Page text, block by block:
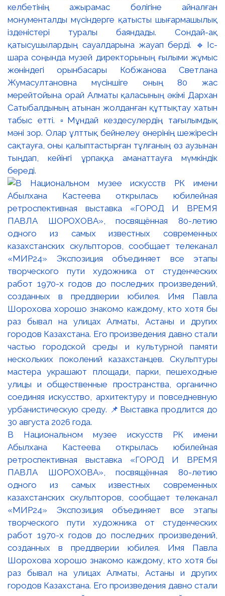
келбетінің ажырамас бөлігіне айналған
монументалды мүсіндерге қатысты шығармашылық
ізденістері туралы баяндады. Сондай-ақ
қатысушылардың сауалдарына жауап берді. 🔹Іс-
шара соңында музей директорының ғылыми жұмыс
жөніндегі орынбасары Кобжанова Светлана
Жумасултановна мүсіншіге оның 80 жас
мерейтойына орай Алматы қаласының әкімі Дархан
Сатыбалдының атынан жолданған құттықтау хатын
табыс етті. ▫️Мұндай кездесулердің тағылымдық
мәні зор. Олар ұлттық бейнелеу өнерінің шежіресін
сақтауға, оны қалыптастырған тұлғаның өз аузынан
тыңдап, кейінгі ұрпаққа аманаттауға мүмкіндік
береді.
В Национальном музее искусств РК имени
Абылхана Кастеева открылась юбилейная
ретроспективная выставка «ГОРОД И ВРЕМЯ
ПАВЛА ШОРОХОВА», посвящённая 80-летию
одного из самых известных современных
казахстанских скульпторов, сообщает телеканал
«МИР24» Экспозиция объединяет все этапы
творческого пути художника от студенческих
работ 1970-х годов до последних произведений,
созданных в преддверии юбилея. Имя Павла
Шорохова хорошо знакомо каждому, кто хотя бы
раз бывал на улицах Алматы, Астаны и других
городов Казахстана. Его произведения давно стали